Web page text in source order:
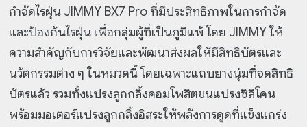
กำจัดไรฝุ่น JIMMY BX7 Pro ที่มีประสิทธิภาพในการกำจัด
และป้องกันไรฝุ่น เพื่อกลุ่มผู้ที่เป็นภูมิแพ้ โดย JIMMY ให้
ความสำคัญกับการวิจัยและพัฒนาส่งผลให้มีสิทธิบัตรและ
นวัตกรรมต่าง ๆ ในหมวดนี้ โดยเฉพาะแถบยางนุ่มที่จดสิทธิ
บัตรแล้ว รวมทั้งแปรงลูกกลิ้งคอมโพสิตขนแปรงซิลิโคน
พร้อมมอเตอร์แปรงลูกกลิ้งอิสระให้พลังการดูดที่แข็งแกร่ง